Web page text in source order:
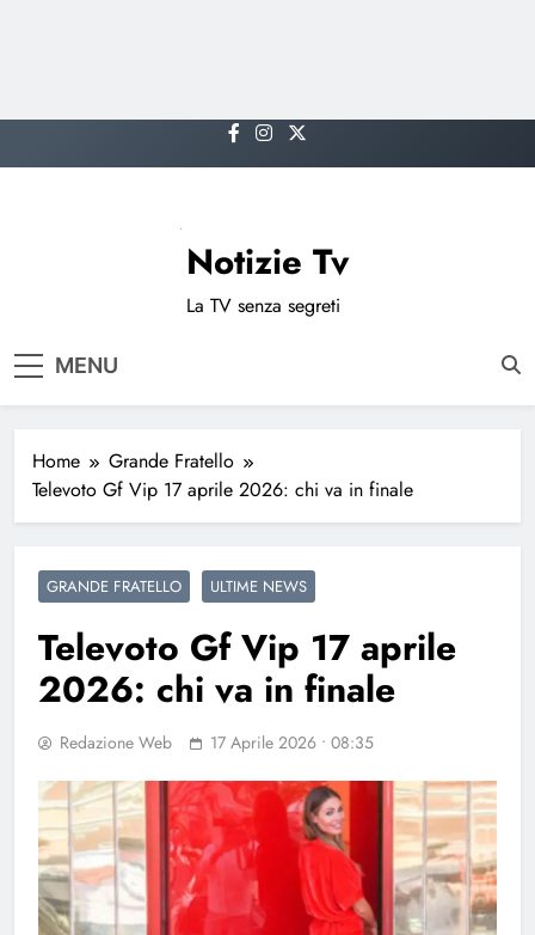
to
Notizie Tv
La TV senza segreti
MENU
Home
Grande Fratello
Televoto Gf Vip 17 aprile 2026: chi va in finale
GRANDE FRATELLO ULTIME NEWS
Televoto Gf Vip 17 aprile
2026: chi va in finale
Redazione Web 17 Aprile 2026 • 08:35